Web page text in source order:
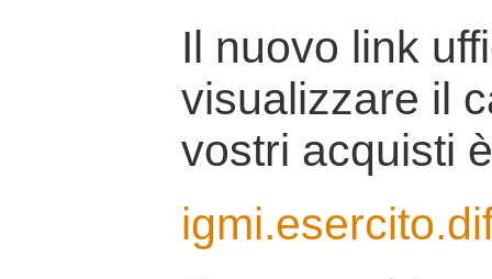
Il nuovo link
visualizzare il
vostri acquisti